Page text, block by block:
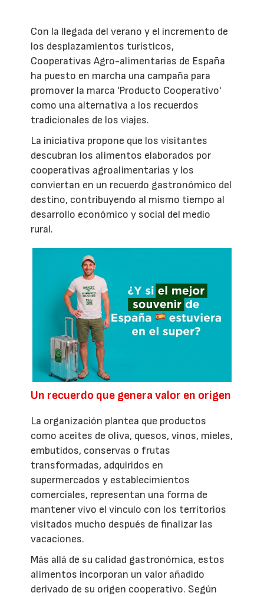
Con la llegada del verano y el incremento de
los desplazamientos turísticos,
Cooperativas Agro-alimentarias de España
ha puesto en marcha una campaña para
promover la marca 'Producto Cooperativo'
como una alternativa a los recuerdos
tradicionales de los viajes.
La iniciativa propone que los visitantes
descubran los alimentos elaborados por
cooperativas agroalimentarias y los
conviertan en un recuerdo gastronómico del
destino, contribuyendo al mismo tiempo al
desarrollo económico y social del medio
rural.
Un recuerdo que genera valor en origen
La organización plantea que productos
como aceites de oliva, quesos, vinos, mieles,
embutidos, conservas o frutas
transformadas, adquiridos en
supermercados y establecimientos
comerciales, representan una forma de
mantener vivo el vínculo con los territorios
visitados mucho después de finalizar las
vacaciones.
Más allá de su calidad gastronómica, estos
alimentos incorporan un valor añadido
derivado de su origen cooperativo. Según